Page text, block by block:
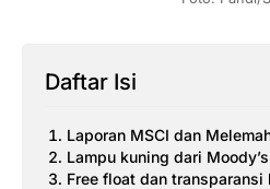
Daftar Isi
Laporan MSCI dan
Lampu kuning dari
Free float dan